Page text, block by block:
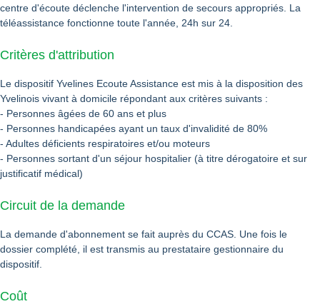
centre d'écoute déclenche l'intervention de secours appropriés. La
téléassistance fonctionne toute l'année, 24h sur 24.
Critères d'attribution
Le dispositif Yvelines Ecoute Assistance est mis à la disposition des
Yvelinois vivant à domicile répondant aux critères suivants :
- Personnes âgées de 60 ans et plus
- Personnes handicapées ayant un taux d'invalidité de 80%
- Adultes déficients respiratoires et/ou moteurs
- Personnes sortant d'un séjour hospitalier (à titre dérogatoire et sur
justificatif médical)
Circuit de la demande
La demande d'abonnement se fait auprès du CCAS. Une fois le
dossier complété, il est transmis au prestataire gestionnaire du
dispositif.
Coût